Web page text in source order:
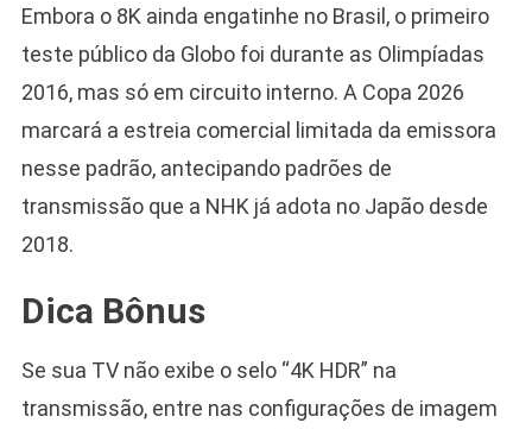
Embora o 8K ainda engatinhe no Brasil, o primeiro
teste público da Globo foi durante as Olimpíadas
2016, mas só em circuito interno. A Copa 2026
marcará a estreia comercial limitada da emissora
nesse padrão, antecipando padrões de
transmissão que a NHK já adota no Japão desde
2018.
Dica Bônus
Se sua TV não exibe o selo “4K HDR” na
transmissão, entre nas configurações de imagem